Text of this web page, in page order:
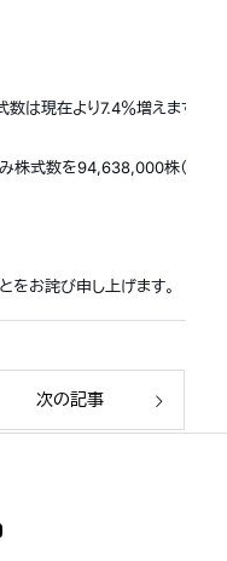
現在より7.4％増えます。ま
株式数を94,638,000株（2014
をお詫び申し上げます。
次の記事